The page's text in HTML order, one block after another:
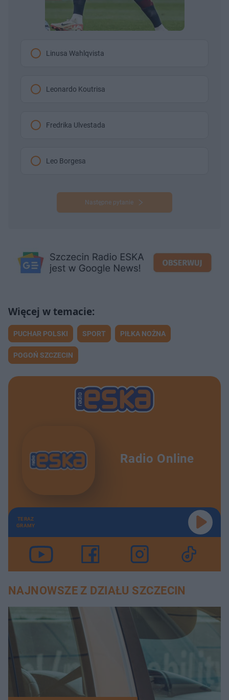
Linusa Wahlqvista
Leonardo Koutrisa
Fredrika Ulvestada
Leo Borgesa
Następne pytanie
PUCHAR POLSKI SPORT PIŁKA NOŻNA
POGOŃ SZCZECIN
Radio Online
TERAZ
GRAMY
NAJNOWSZE Z DZIAŁU SZCZECIN